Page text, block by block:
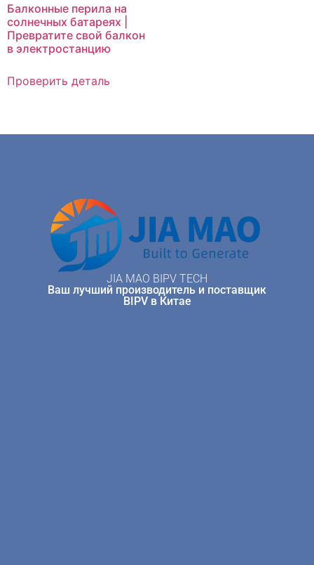
Балконные перила на
солнечных батареях |
Превратите свой балкон
в электростанцию
Проверить деталь
JIA MAO BIPV TECH
Ваш лучший производитель и поставщик
BIPV в Китае